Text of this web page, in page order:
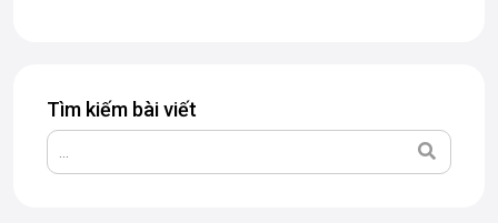
Tìm kiếm bài viết